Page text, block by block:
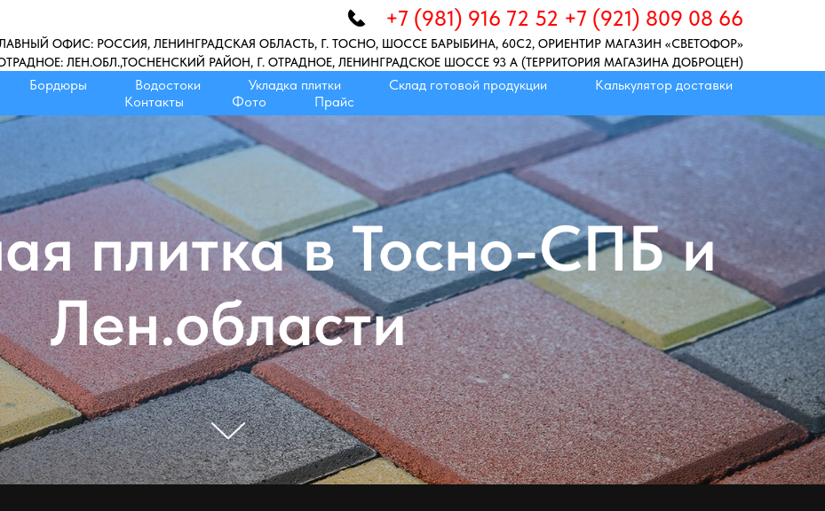
+7 (981) 916 72 52 +7 (921) 809 08 66
ОФИС: РОССИЯ, ЛЕНИНГРАДСКАЯ ОБЛАСТЬ, Г. ТОСНО, ШОССЕ БАРЫБИНА, 60C2, ОРИЕНТИР МАГАЗИН «СВЕТОФОР»
ЛЕН.ОБЛ.,ТОСНЕНСКИЙ РАЙОН, Г. ОТРАДНОЕ, ЛЕНИНГРАДСКОЕ ШОССЕ 93 А (ТЕРРИТОРИЯ МАГАЗИНА ДОБРОЦЕН)
Бордюры Водостоки Укладка плитки Склад готовой продукции
Калькулятор доставки
Контакты
Фото Прайс
плитка в Тосно-СПБ и
Лен.области